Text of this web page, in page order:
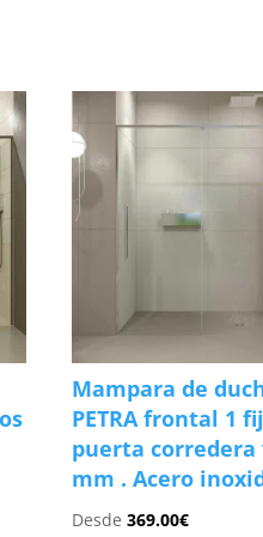
Mampara de
PETRA frontal 1
puerta corredera
mm . Acero
Desde369.00€